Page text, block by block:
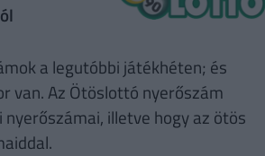
a legutóbbi játékhéten; és
van. Az Ötöslottó nyerőszám
illetve hogy az ötös